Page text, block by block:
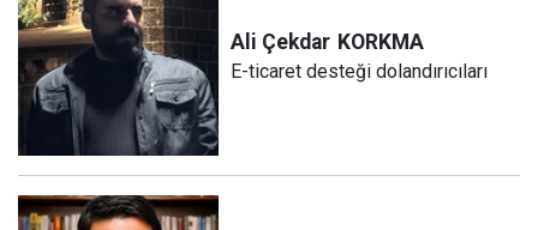
Ali Çekdar KORKMA
E-ticaret desteği dolandırıcıları